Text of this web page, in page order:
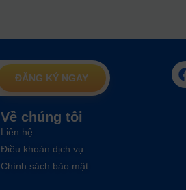
ĐĂNG KÝ NGAY
Về chúng tôi
Liên hệ
Điều khoản dịch vụ
Chính sách bảo mật